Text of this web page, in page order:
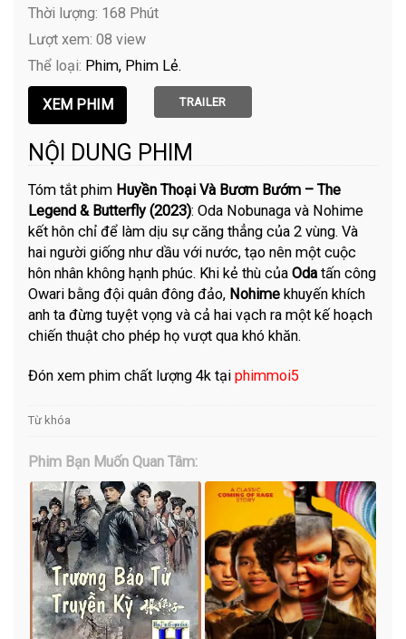
Thời lượng: 168 Phút
Lượt xem: 08 view
Thể loại: Phim Phim Lẻ
TRAILER
NỘI DUNG PHIM
Tóm tắt phim Huyền Thoại Và Bươm Bướm – The
Legend & Butterfly (2023): Oda Nobunaga và Nohime
kết hôn chỉ để làm dịu sự căng thẳng của 2 vùng. Và
hai người giống như dầu với nước, tạo nên một cuộc
hôn nhân không hạnh phúc. Khi kẻ thù củaOdatấn công
Owari bằng đội quân đông đảo, Nohimekhuyến khích
anh ta đừng tuyệt vọng và cả hai vạch ra một kế hoạch
chiến thuật cho phép họ vượt qua khó khăn.
Đón xem phim chất lượng 4k tạiphimmoi5
Từ khóa
Phim Bạn Muốn Quan Tâm: